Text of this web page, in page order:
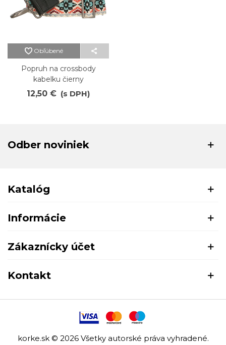
Obľúbené
Popruh na crossbody
kabelku čierny
12,50 € (s DPH)
Odber noviniek
Katalóg
Informácie
Zákaznícky účet
Kontakt
korke.sk © 2026 Všetky autorské práva vyhradené.